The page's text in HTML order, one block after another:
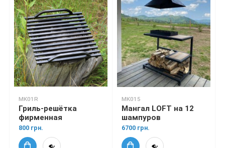
MK01R
Гриль-решётка
фирменная
800 грн.
MK015
Мангал LOFT на 12
шампуров
6700 грн.